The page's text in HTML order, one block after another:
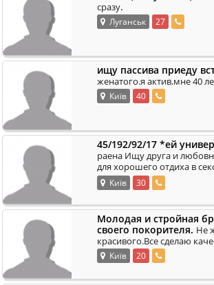
сразу.
Луганськ 27
ищу пассива приеду
женатого.я актив.мне 40
Київ 40
45/192/92/17 *ей
раена Ищу друга и
для хорошего отдиха в
очень хочеться найти
Київ 30
Молодая и стройная
своего покорителя. Не
красивого.Все сделаю
Київ 20